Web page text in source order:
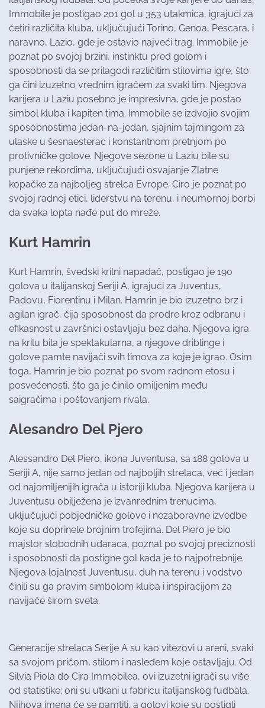
Immobile je postigao 201 gol u 353 utakmica, igrajući za
četiri različita kluba, uključujući Torino, Genoa, Pescara, i
naravno, Lazio, gde je ostavio najveći trag. Immobile je
poznat po svojoj brzini, instinktu pred golom i
sposobnosti da se prilagodi različitim stilovima igre, što
ga čini izuzetno vrednim igračem za svaki tim. Njegova
karijera u Laziu posebno je impresivna, gde je postao
simbol kluba i kapiten tima. Immobile se izdvojio svojim
sposobnostima jedan-na-jedan, sjajnim tajmingom za
ulaske u šesnaesterac i konstantnom pretnjom po
protivničke golove. Njegove sezone u Laziu bile su
punjene rekordima, uključujući osvajanje Zlatne
kopačke za najboljeg strelca Evrope. Ciro je poznat po
svojoj radnoj etici, liderstvu na terenu, i neumornoj borbi
da svaka lopta nađe put do mreže.
Kurt Hamrin
Kurt Hamrin, švedski krilni napadač, postigao je 190
golova u italijanskoj Seriji A, igrajući za Juventus,
Padovu, Fiorentinu i Milan. Hamrin je bio izuzetno brz i
agilan igrač, čija sposobnost da prodre kroz odbranu i
efikasnost u završnici ostavljaju bez daha. Njegova igra
na krilu bila je spektakularna, a njegove driblinge i
golove pamte navijači svih timova za koje je igrao. Osim
toga, Hamrin je bio poznat po svom radnom etosu i
posvećenosti, što ga je činilo omiljenim među
saigračima i poštovanjem rivala.
Alesandro Del Pjero
Alessandro Del Piero, ikona Juventusa, sa 188 golova u
Seriji A, nije samo jedan od najboljih strelaca, već i jedan
od najomiljenijih igrača u istoriji kluba. Njegova karijera u
Juventusu obilježena je izvanrednim trenucima,
uključujući pobjedničke golove i nezaboravne izvedbe
koje su doprinele brojnim trofejima. Del Piero je bio
majstor slobodnih udaraca, poznat po svojoj preciznosti
i sposobnosti da postigne gol kada je to najpotrebnije.
Njegova lojalnost Juventusu, duh na terenu i vodstvo
činili su ga pravim simbolom kluba i inspiracijom za
navijače širom sveta.
Generacije strelaca Serije A su kao vitezovi u areni, svaki
sa svojom pričom, stilom i nasleđem koje ostavljaju. Od
Silvia Piola do Cira Immobilea, ovi izuzetni igrači su više
od statistike; oni su utkani u fabricu italijanskog fudbala.
Njihova imena će se pamtiti, a golovi koje su postigli